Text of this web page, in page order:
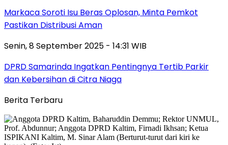
Markaca Soroti Isu Beras Oplosan, Minta Pemkot
Pastikan Distribusi Aman
Senin, 8 September 2025 - 14:31 WIB
DPRD Samarinda Ingatkan Pentingnya Tertib Parkir
dan Kebersihan di Citra Niaga
Berita Terbaru